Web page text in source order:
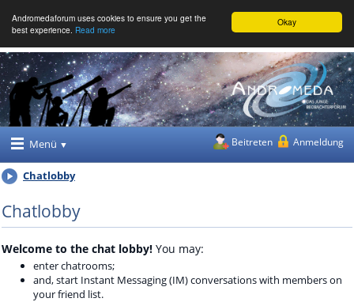
Okay
Andromedaforum uses cookies to ensure you get the
best experience. Read more
Menü Beitreten Anmeldung
Chatlobby
Chatlobby
Welcome to the chat lobby! You may:
enter chatrooms;
and, start Instant Messaging (IM) conversations with members on
your friend list.